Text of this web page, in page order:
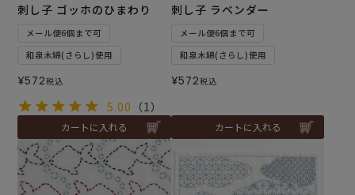
刺し子 ゴッホのひまわり
メール便6個まで可
和泉木綿(さらし)使用
¥572税込
5.00 （1）
カートに入れる
刺し子 ラベンダー
メール便6個まで可
和泉木綿(さらし)使用
¥572税込
カートに入れる